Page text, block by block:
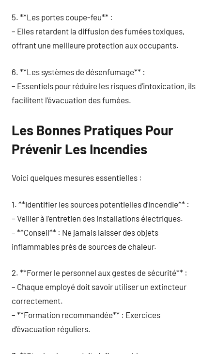
5. **Les portes coupe-feu** :
– Elles retardent la diffusion des fumées toxiques,
offrant une meilleure protection aux occupants.
6. **Les systèmes de désenfumage** :
– Essentiels pour réduire les risques d’intoxication, ils
facilitent l’évacuation des fumées.
Les Bonnes Pratiques Pour
Prévenir Les Incendies
Voici quelques mesures essentielles :
1. **Identifier les sources potentielles d’incendie** :
– Veiller à l’entretien des installations électriques.
– **Conseil** : Ne jamais laisser des objets
inflammables près de sources de chaleur.
2. **Former le personnel aux gestes de sécurité** :
– Chaque employé doit savoir utiliser un extincteur
correctement.
– **Formation recommandée** : Exercices
d’évacuation réguliers.